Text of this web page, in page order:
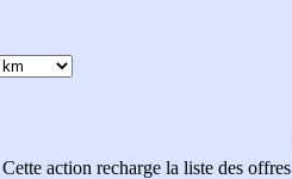
Cette action recharge la liste des offres